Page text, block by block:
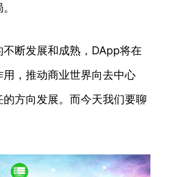
断发展和成熟，DApp将在
，推动商业世界向去中心
方向发展。而今天我们要聊